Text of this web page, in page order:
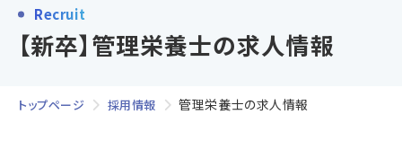
Recruit
【新卒】管理栄養士の求人情報
トップページ 採用情報 管理栄養士の求人情報